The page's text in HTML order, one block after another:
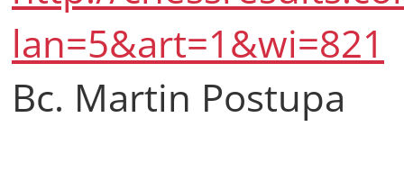
lan=5&art=1&wi=821
Bc. Martin Postupa